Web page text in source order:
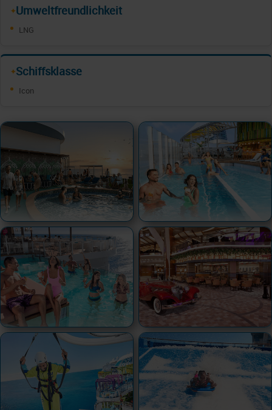
✦Umweltfreundlichkeit
LNG
✦Schiffsklasse
Icon